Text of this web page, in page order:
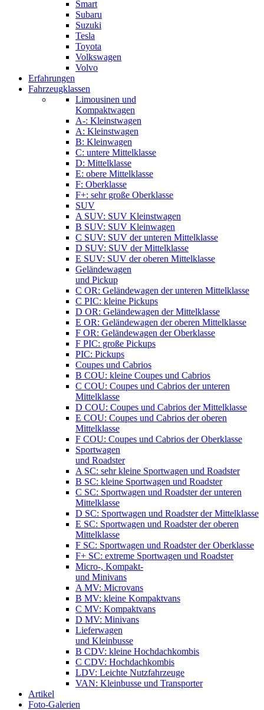
Smart
Subaru
Suzuki
Tesla
Toyota
Volkswagen
Volvo
Erfahrungen
Fahrzeugklassen
Limousinen und
Kompaktwagen
A-: Kleinstwagen
A: Kleinstwagen
B: Kleinwagen
C: untere Mittelklasse
D: Mittelklasse
E: obere Mittelklasse
F: Oberklasse
F+: sehr große Oberklasse
SUV
A SUV: SUV Kleinstwagen
B SUV: SUV Kleinwagen
C SUV: SUV der unteren Mittelklasse
D SUV: SUV der Mittelklasse
E SUV: SUV der oberen Mittelklasse
Geländewagen
und Pickup
C OR: Geländewagen der unteren Mittelklasse
C PIC: kleine Pickups
D OR: Geländewagen der Mittelklasse
E OR: Geländewagen der oberen Mittelklasse
F OR: Geländewagen der Oberklasse
F PIC: große Pickups
PIC: Pickups
Coupes und Cabrios
B COU: kleine Coupes und Cabrios
C COU: Coupes und Cabrios der unteren
Mittelklasse
D COU: Coupes und Cabrios der Mittelklasse
E COU: Coupes und Cabrios der oberen
Mittelklasse
F COU: Coupes und Cabrios der Oberklasse
Sportwagen
und Roadster
A SC: sehr kleine Sportwagen und Roadster
B SC: kleine Sportwagen und Roadster
C SC: Sportwagen und Roadster der unteren
Mittelklasse
D SC: Sportwagen und Roadster der Mittelklasse
E SC: Sportwagen und Roadster der oberen
Mittelklasse
F SC: Sportwagen und Roadster der Oberklasse
F+ SC: extreme Sportwagen und Roadster
Micro-, Kompakt-
und Minivans
A MV: Microvans
B MV: kleine Kompaktvans
C MV: Kompaktvans
D MV: Minivans
Lieferwagen
und Kleinbusse
B CDV: kleine Hochdachkombis
C CDV: Hochdachkombis
LDV: Leichte Nutzfahrzeuge
VAN: Kleinbusse und Transporter
Artikel
Foto-Galerien